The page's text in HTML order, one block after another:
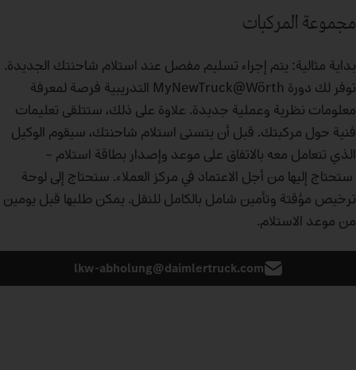
مجموعة المركبات
بداية مثالية: يتم إجراء تسليم مفصل عند استلام شاحنتك الجديدة.
توفر لك دورة MyNewTruck@Wörth التدريبية فرصة لمعرفة
معلومات نظرية وعملية جديدة. علاوة على ذلك، ستتلقى تعليمات
فنية حول مركبتك. قبل أن يتسنى استلام شاحنتك، سيقوم الوكيل
الذي تتعامل معه بالاتفاق على موعد وإصدار بطاقة استلام –
ستحتاج إليها من أجل الاعتماد في مركز العملاء. ستحتاج إلى لوحة
ترخيص مؤقتة وتأمين شامل بالكامل للنقل. يمكن طلبها قبل يومين
من موعد الاستلام.
lkw-abholung@daimlertruck.com